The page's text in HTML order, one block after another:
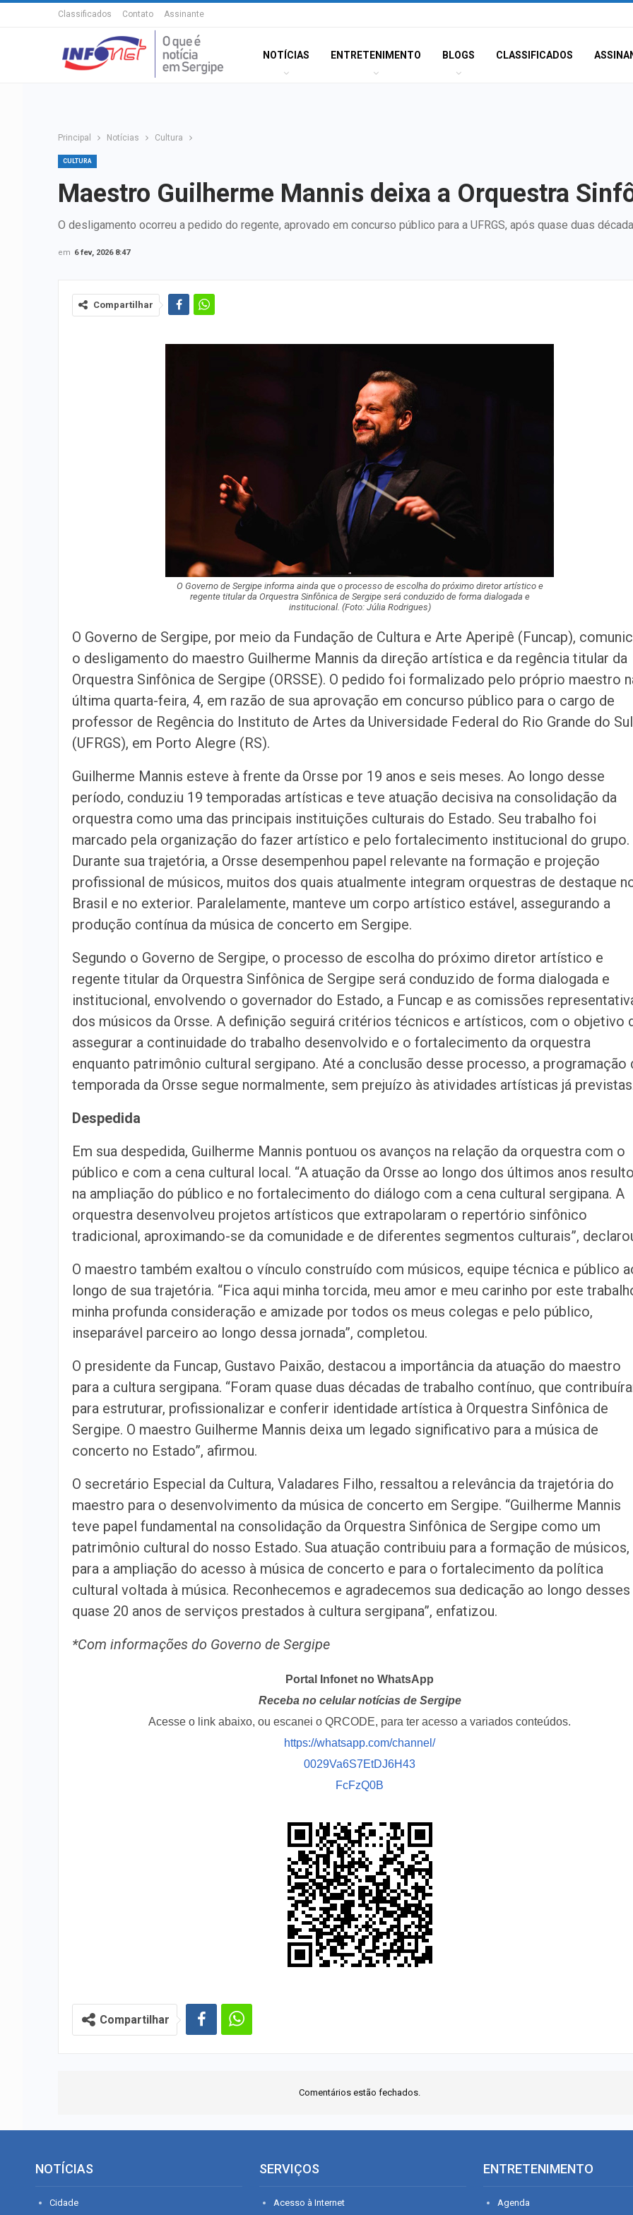
Classificados Contato Assinante
NOTÍCIAS ENTRETENIMENTO BLOGS CLASSIFICADOS
Principal Notícias Cultura
CULTURA
Maestro Guilherme Mannis deixa a Orquestra
O desligamento ocorreu a pedido do regente, aprovado em concurso público para a UFRGS, após quase duas
em 6 fev, 2026 8:47
Compartilhar
O Governo de Sergipe informa ainda que o processo de escolha do próximo diretor artístico e
regente titular da Orquestra Sinfônica de Sergipe será conduzido de forma dialogada e
institucional. (Foto: Júlia Rodrigues)
O Governo de Sergipe, por meio da Fundação de Cultura e Arte Aperipê (Funcap),
o desligamento do maestro Guilherme Mannis da direção artística e da regência titular da
Orquestra Sinfônica de Sergipe (ORSSE). O pedido foi formalizado pelo próprio maestro
última quarta-feira, 4, em razão de sua aprovação em concurso público para o cargo de
professor de Regência do Instituto de Artes da Universidade Federal do Rio Grande do Sul
(UFRGS), em Porto Alegre (RS).
Guilherme Mannis esteve à frente da Orsse por 19 anos e seis meses. Ao longo desse
período, conduziu 19 temporadas artísticas e teve atuação decisiva na consolidação da
orquestra como uma das principais instituições culturais do Estado. Seu trabalho foi
marcado pela organização do fazer artístico e pelo fortalecimento institucional do grupo.
Durante sua trajetória, a Orsse desempenhou papel relevante na formação e projeção
profissional de músicos, muitos dos quais atualmente integram orquestras de destaque
Brasil e no exterior. Paralelamente, manteve um corpo artístico estável, assegurando a
produção contínua da música de concerto em Sergipe.
Segundo o Governo de Sergipe, o processo de escolha do próximo diretor artístico e
regente titular da Orquestra Sinfônica de Sergipe será conduzido de forma dialogada e
institucional, envolvendo o governador do Estado, a Funcap e as comissões
dos músicos da Orsse. A definição seguirá critérios técnicos e artísticos, com o objetivo
assegurar a continuidade do trabalho desenvolvido e o fortalecimento da orquestra
enquanto patrimônio cultural sergipano. Até a conclusão desse processo, a programação
temporada da Orsse segue normalmente, sem prejuízo às atividades artísticas já
Despedida
Em sua despedida, Guilherme Mannis pontuou os avanços na relação da orquestra com o
público e com a cena cultural local. “A atuação da Orsse ao longo dos últimos anos
na ampliação do público e no fortalecimento do diálogo com a cena cultural sergipana. A
orquestra desenvolveu projetos artísticos que extrapolaram o repertório sinfônico
tradicional, aproximando-se da comunidade e de diferentes segmentos culturais”,
O maestro também exaltou o vínculo construído com músicos, equipe técnica e público
longo de sua trajetória. “Fica aqui minha torcida, meu amor e meu carinho por este
minha profunda consideração e amizade por todos os meus colegas e pelo público,
inseparável parceiro ao longo dessa jornada”, completou.
O presidente da Funcap, Gustavo Paixão, destacou a importância da atuação do maestro
para a cultura sergipana. “Foram quase duas décadas de trabalho contínuo, que
para estruturar, profissionalizar e conferir identidade artística à Orquestra Sinfônica de
Sergipe. O maestro Guilherme Mannis deixa um legado significativo para a música de
concerto no Estado”, afirmou.
O secretário Especial da Cultura, Valadares Filho, ressaltou a relevância da trajetória do
maestro para o desenvolvimento da música de concerto em Sergipe. “Guilherme Mannis
teve papel fundamental na consolidação da Orquestra Sinfônica de Sergipe como um
patrimônio cultural do nosso Estado. Sua atuação contribuiu para a formação de músicos,
para a ampliação do acesso à música de concerto e para o fortalecimento da política
cultural voltada à música. Reconhecemos e agradecemos sua dedicação ao longo desses
quase 20 anos de serviços prestados à cultura sergipana”, enfatizou.
*Com informações do Governo de Sergipe
Portal Infonet no WhatsApp
Receba no celular notícias de Sergipe
Acesse o link abaixo, ou escanei o QRCODE, para ter acesso a variados conteúdos.
https://whatsapp.com/channel/
0029Va6S7EtDJ6H43
FcFzQ0B
Compartilhar
Comentários estão fechados.
NOTÍCIAS
Cidade
SERVIÇOS
Acesso à Internet
ENTRETENIMENTO
Agenda